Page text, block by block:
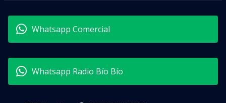
Whatsapp Comercial
Whatsapp Radio Bío Bío